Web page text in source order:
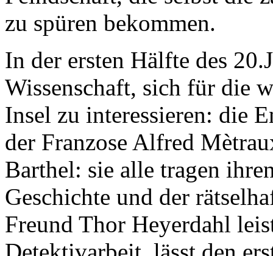
In der ersten Hälfte des
Wissenschaft, sich für die
Insel zu interessieren: die
der FranzoseAlfred
Barthel: sie alle tragen
Geschichte und der
FreundThor Heyerdahl
Detektivarbeit, lässt den
und stellt zahlreiche